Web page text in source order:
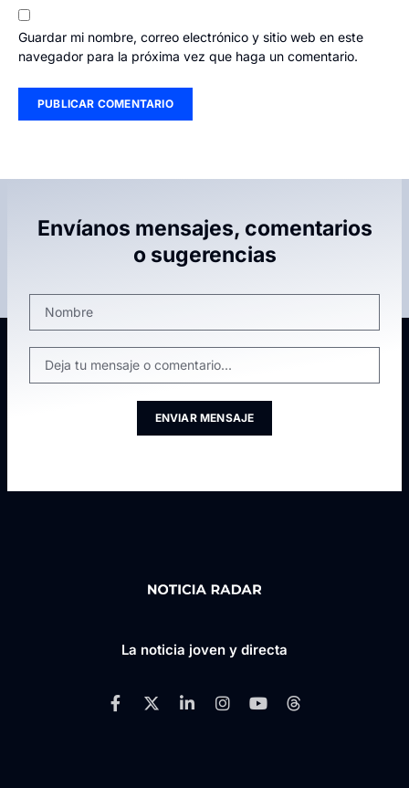
Guardar mi nombre, correo electrónico y sitio web en este
navegador para la próxima vez que haga un comentario.
Envíanos mensajes, comentarios
o sugerencias
ENVIAR MENSAJE
La noticia joven y directa